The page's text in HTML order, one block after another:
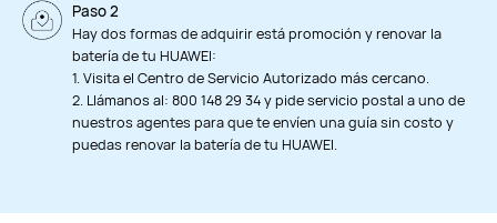
Paso 2
Hay dos formas de adquirir está promoción y renovar la
batería de tu HUAWEI:
1. Visita el Centro de Servicio Autorizado más cercano.
2. Llámanos al: 800 148 29 34 y pide servicio postal a uno de
nuestros agentes para que te envíen una guía sin costo y
puedas renovar la batería de tu HUAWEI.